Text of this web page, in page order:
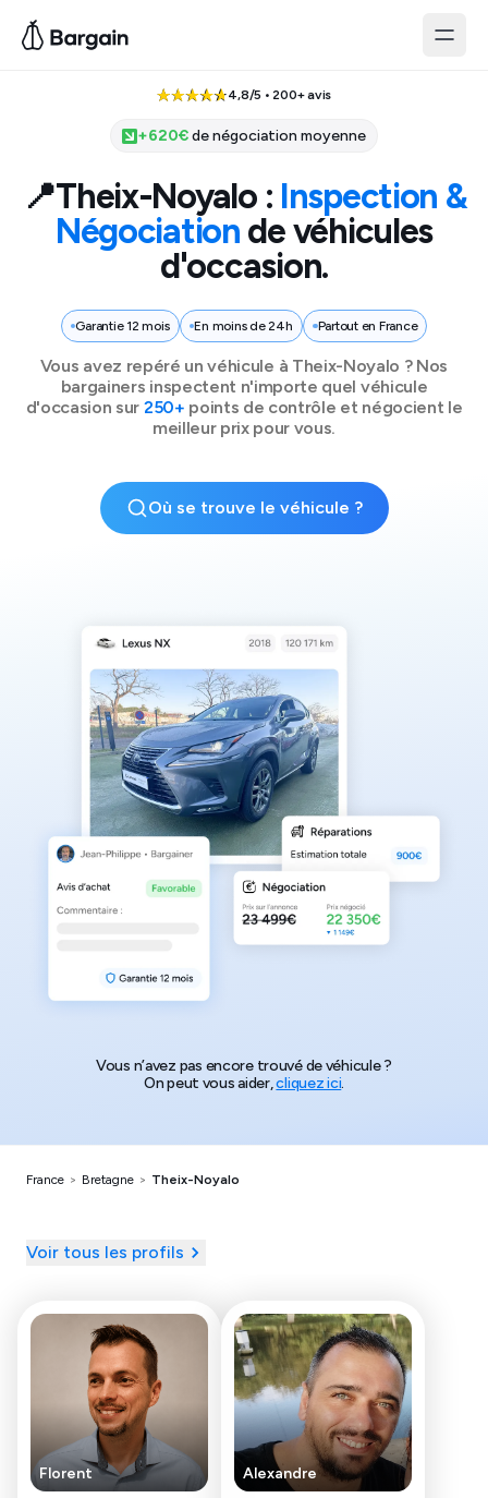
4,8/5 • 200+ avis
+620€de négociation moyenne
📍Theix-Noyalo: Inspection &
Négociation de véhicules
d'occasion.
Garantie 12 mois En moins de 24h Partout en France
Vous avez repéré un véhicule à Theix-Noyalo ? Nos
bargainers inspectent n'importe quel véhicule
d'occasion sur 250+ points de contrôle et négocient le
meilleur prix pour vous.
Où se trouve le véhicule ?
Vous n’avez pas encore trouvé de véhicule ?
On peut vous aider,cliquez ici.
France > Bretagne > Theix-Noyalo
Voir tous les profils
Florent Alexandre